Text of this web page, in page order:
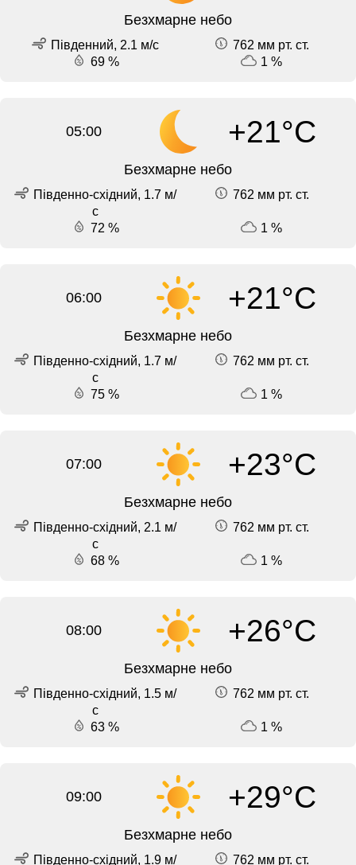
Безхмарне небо
Південний, 2.1 м/с
762 мм рт. ст.
69 %
1 %
05:00 +21°C
Безхмарне небо
Південно-східний, 1.7 м/
с
762 мм рт. ст.
72 % 1 %
06:00 +21°C
Безхмарне небо
Південно-східний, 1.7 м/
с
762 мм рт. ст.
75 % 1 %
07:00 +23°C
Безхмарне небо
Південно-східний, 2.1 м/
с
762 мм рт. ст.
68 % 1 %
08:00 +26°C
Безхмарне небо
Південно-східний, 1.5 м/
с
762 мм рт. ст.
63 % 1 %
09:00 +29°C
Безхмарне небо
Південно-східний, 1.9 м/ 762 мм рт. ст.